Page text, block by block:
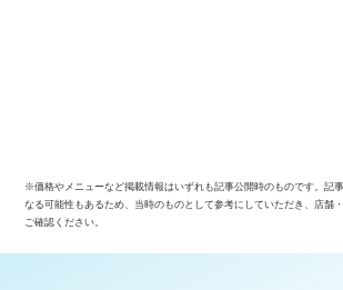
※価格やメニューなど掲載情報はいずれも記事公開時のものです。記
なる可能性もあるため、当時のものとして参考にしていただき、店舗
ご確認ください。